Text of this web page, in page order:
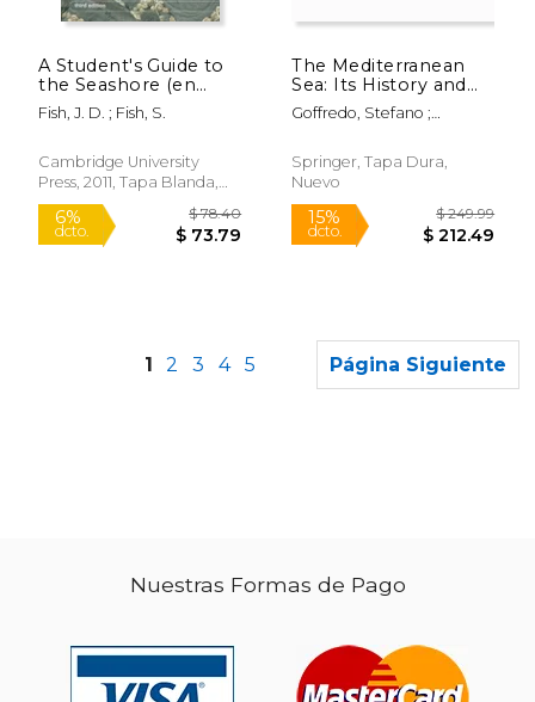
15% $ 99.95
$ 42.00
Rápido
A Student's Guide to
the Seashore (en
Inglés)
Fish, J. D. ; Fish, S.
Cambridge University
Press, 2011, Tapa Blanda,
Nuevo
The Mediterranean
Sea: Its History and
Present Challenges
(en Inglés)
Goffredo, Stefano ;
Springer, Tapa Dura,
Nuevo
1 2 3 4 5 Página Siguiente
Nuestras Formas de Pago